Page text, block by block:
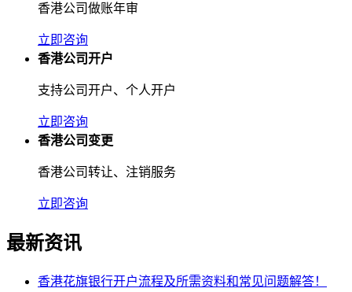
香港公司做账年审
立即咨询
香港公司开户
支持公司开户、个人开户
立即咨询
香港公司变更
香港公司转让、注销服务
立即咨询
最新资讯
香港花旗银行开户流程及所需资料和常见问题解答！